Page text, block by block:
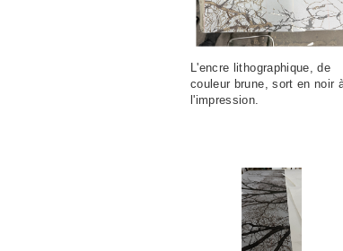
rapport avec le langage,
L'encre lithographique, de
couleur brune, sort en noir
l'impression.